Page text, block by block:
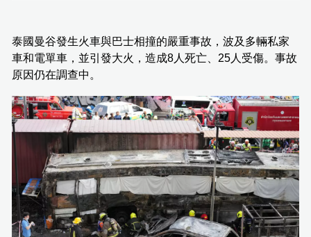
泰國曼谷發生火車與巴士相撞的嚴重事故，波及多輛私家
車和電單車，並引發大火，造成8人死亡、25人受傷。事故
原因仍在調查中。